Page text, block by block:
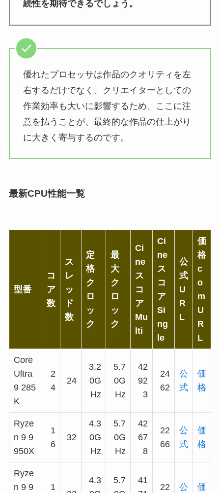
続性を期待できるでしょう。
優れたプロセッサは作品のクオリティを左
右するだけでなく、クリエイターとしての
作業効率も大いに影響するため、ここに注
意を払うことが、最終的な作品の仕上がり
に大きく寄与するのです。
最新CPU性能一覧
型番
コ
ア
数
ス
レ
ッ
ド
数
定
格
ク
ロ
ッ
ク
最
大
ク
ロ
ッ
ク
Ci
ne
ス
コ
ア
Mu
lti
Ci
ne
ス
コ
ア
Si
ng
le
公
式
U
R
L
価
格
c
o
m
U
R
L
Core
Ultra
9 285
K
2
4
24
3.2
0G
Hz
5.7
0G
Hz
42
92
3
24
62
公
式
価
格
Ryze
n 9 9
950X
1
6
32
4.3
0G
Hz
5.7
0G
Hz
42
67
8
22
66
公
式
価
格
Ryze
n 9 9
1
4.3
5.7
41
22
公
価